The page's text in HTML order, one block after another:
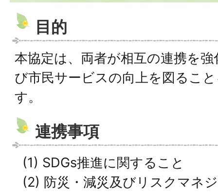
目的
本協定は、両者が相互の連携を
び市民サービスの向上を図るこ
す。
連携事項
(1) SDGs推進に関すること
(2) 防災・減災及びリスクマネ